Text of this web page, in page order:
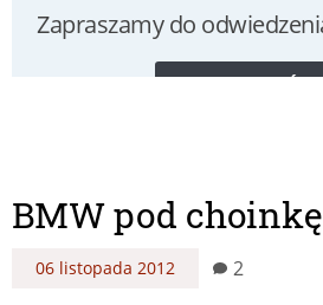
BMW pod choinkę
06 listopada 2012 2